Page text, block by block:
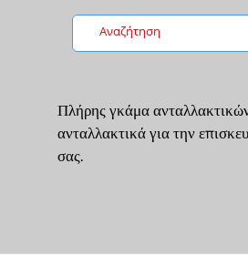
Πλήρης γκάμα
ανταλλακτικά για την
σας.